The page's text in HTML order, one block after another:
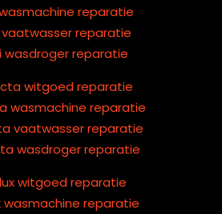
reparatie
vaatwasser reparatie
wasdroger reparatie
witgoed reparatie
wasmachine reparatie
vaatwasser reparatie
wasdroger reparatie
witgoed reparatie
wasmachine reparatie